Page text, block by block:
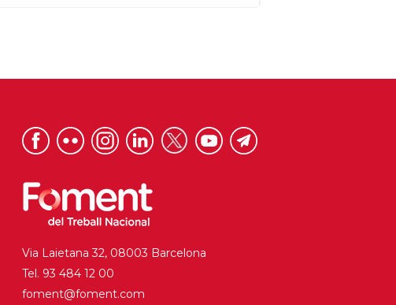
Via Laietana 32, 08003 Barcelona
Tel. 93 484 12 00
foment@foment.com